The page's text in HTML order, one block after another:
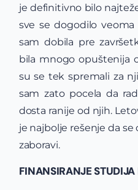
je definitivno bilo
sve se dogodilo
sam dobila pre
bila mnogo opuštenija
su se tek spremali za
sam zato pocela da
dosta ranije od njih.
je najbolje rešenje da
zaboravi.
FINANSIRANJE